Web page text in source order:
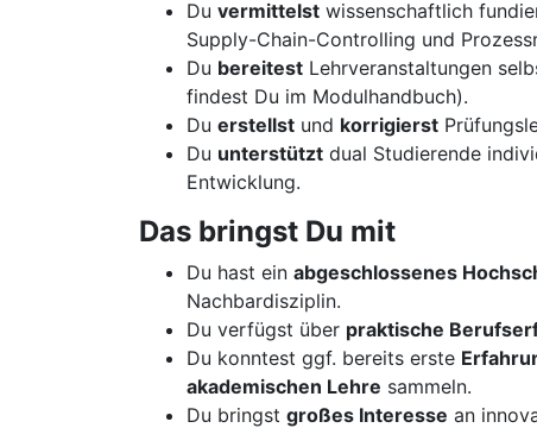
Du vermittelst wissenschaftlich
Supply-Chain-Controlling und
Du bereitest Lehrveranstaltungen
findest Du im Modulhandbuch).
Du erstellst und korrigierst
Du unterstützt dual Studierende
Entwicklung.
Das bringst Du mit
Du hast ein abgeschlossenes
Nachbardisziplin.
Du verfügst über praktische
Du konntest ggf. bereits erste
akademischen Lehre sammeln.
Du bringst großes Interesse an